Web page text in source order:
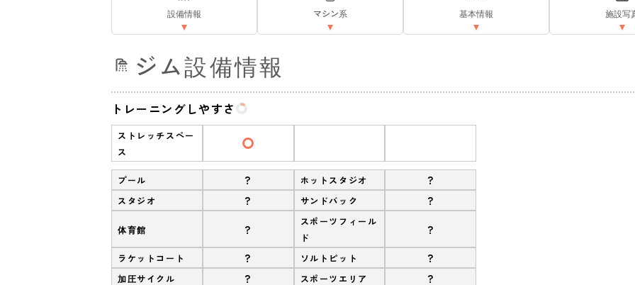
設備情報 マシン系 基本情報 施設写
ジム設備情報
トレーニングしやすさ
ストレッチスペー
ス
プール ? ホットスタジオ ?
スタジオ ? サンドバック ?
体育館 ?
スポーツフィール
ド
?
ラケットコート ? ソルトピット ?
加圧サイクル ? スポーツエリア ?